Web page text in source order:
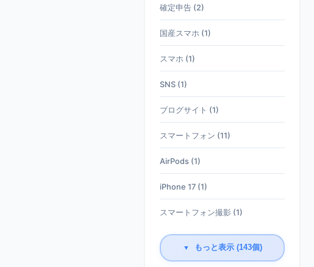
確定申告 (2)
国産スマホ (1)
スマホ (1)
SNS (1)
ブログサイト (1)
スマートフォン (11)
AirPods (1)
iPhone 17 (1)
スマートフォン撮影 (1)
▼ もっと表示 (143個)